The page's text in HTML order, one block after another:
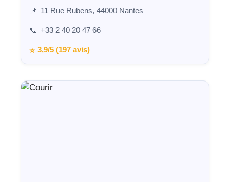
📌 11 Rue Rubens, 44000 Nantes
📞 +33 2 40 20 47 66
⭐ 3,9/5 (197 avis)